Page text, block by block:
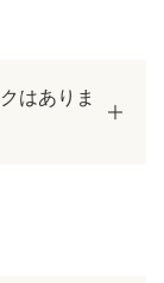
はありま